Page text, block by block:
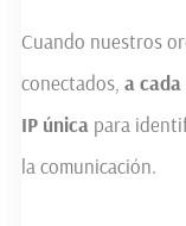
Cuando nuestros
conectados, a cada
IP única para
la comunicación.